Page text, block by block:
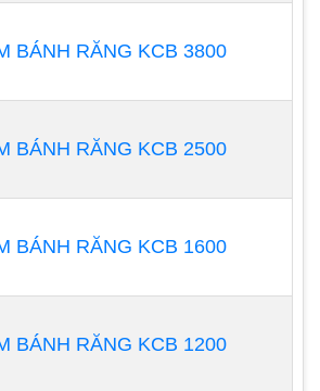
động và có thể xoay chuyển
180 độ.
thiết kế đơn giản, dễ lắp đặt.
BÁNH RĂNG KCB 3800
BÁNH RĂNG KCB 2500
BÁNH RĂNG KCB 1600
BÁNH RĂNG KCB 1200